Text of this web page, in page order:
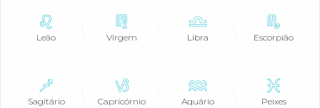
Leão Virgem Libra Escorpião
Sagitário Capricórnio Aquário Peixes